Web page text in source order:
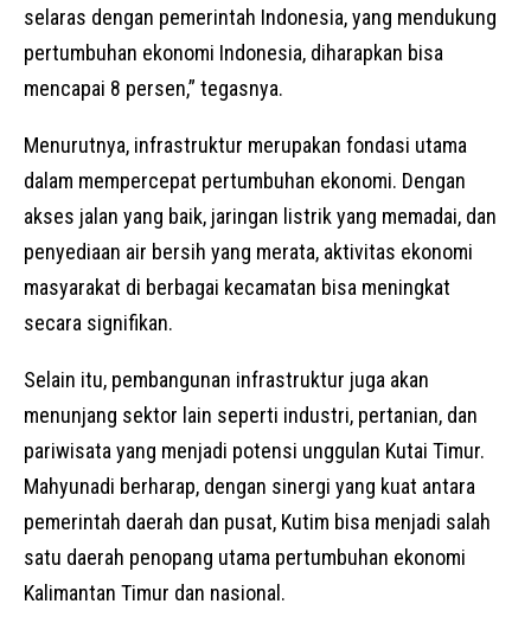
selaras dengan pemerintah Indonesia, yang mendukung
pertumbuhan ekonomi Indonesia, diharapkan bisa
mencapai 8 persen,” tegasnya.
Menurutnya, infrastruktur merupakan fondasi utama
dalam mempercepat pertumbuhan ekonomi. Dengan
akses jalan yang baik, jaringan listrik yang memadai, dan
penyediaan air bersih yang merata, aktivitas ekonomi
masyarakat di berbagai kecamatan bisa meningkat
secara signifikan.
Selain itu, pembangunan infrastruktur juga akan
menunjang sektor lain seperti industri, pertanian, dan
pariwisata yang menjadi potensi unggulan Kutai Timur.
Mahyunadi berharap, dengan sinergi yang kuat antara
pemerintah daerah dan pusat, Kutim bisa menjadi salah
satu daerah penopang utama pertumbuhan ekonomi
Kalimantan Timur dan nasional.